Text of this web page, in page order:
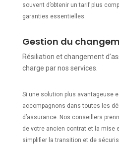
souvent d’obtenir un tarif plus
garanties essentielles.
Gestion du
Résiliation et changement
charge par nos services.
Si une solution plus avantageuse
accompagnons dans toutes les
d’assurance. Nos conseillers
de votre ancien contrat et la mise
simplifier la transition et de